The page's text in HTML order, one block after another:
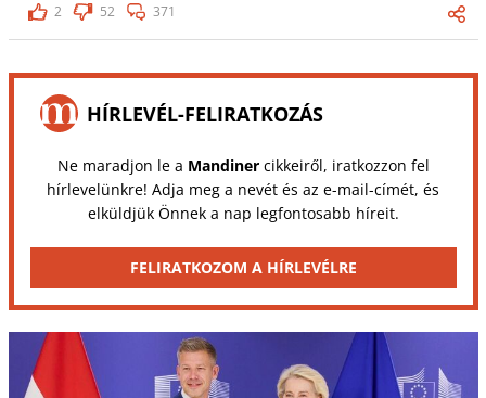
2
52 371
HÍRLEVÉL-FELIRATKOZÁS
Ne maradjon le a Mandinercikkeiről, iratkozzon fel
hírlevelünkre! Adja meg a nevét és az e-mail-címét, és
elküldjük Önnek a nap legfontosabb híreit.
FELIRATKOZOM A HÍRLEVÉLRE